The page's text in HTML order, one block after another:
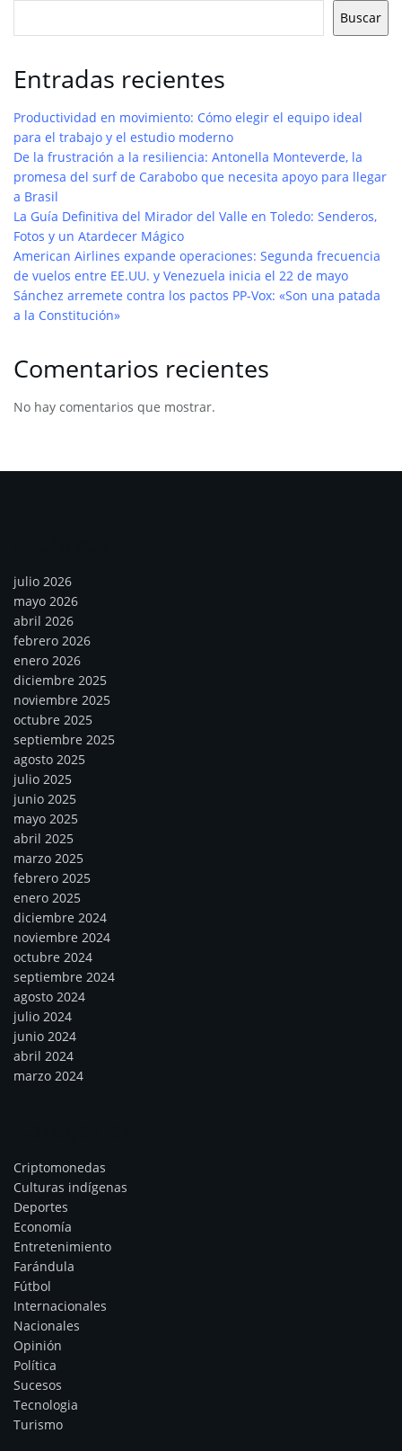
Buscar
Entradas recientes
Productividad en movimiento: Cómo elegir el equipo ideal
para el trabajo y el estudio moderno
De la frustración a la resiliencia: Antonella Monteverde, la
promesa del surf de Carabobo que necesita apoyo para llegar
a Brasil
La Guía Definitiva del Mirador del Valle en Toledo: Senderos,
Fotos y un Atardecer Mágico
American Airlines expande operaciones: Segunda frecuencia
de vuelos entre EE.UU. y Venezuela inicia el 22 de mayo
Sánchez arremete contra los pactos PP-Vox: «Son una patada
a la Constitución»
Comentarios recientes
No hay comentarios que mostrar.
julio 2026
mayo 2026
abril 2026
febrero 2026
enero 2026
diciembre 2025
noviembre 2025
octubre 2025
septiembre 2025
agosto 2025
julio 2025
junio 2025
mayo 2025
abril 2025
marzo 2025
febrero 2025
enero 2025
diciembre 2024
noviembre 2024
octubre 2024
septiembre 2024
agosto 2024
julio 2024
junio 2024
abril 2024
marzo 2024
Criptomonedas
Culturas indígenas
Deportes
Economía
Entretenimiento
Farándula
Fútbol
Internacionales
Nacionales
Opinión
Política
Sucesos
Tecnologia
Turismo